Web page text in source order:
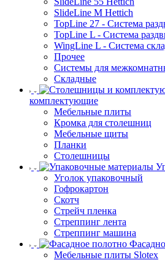
SlideLine M Hettich
TopLine 27 - Система
TopLine L - Система
WingLine L - Система
Прочее
Системы для
Складные
комплектующие
Мебельные плиты
Кромка для столешниц
Мебельные щиты
Планки
Столешницы
Уголок упаковочный
Гофрокартон
Скотч
Стрейч пленка
Стреппинг лента
Стреппинг машина
Мебельные плиты Slotex